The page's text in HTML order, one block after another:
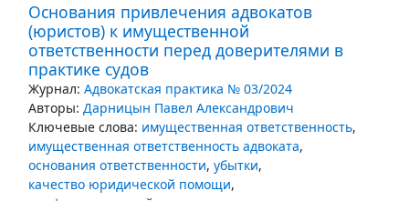
Основания привлечения адвокатов
(юристов) к имущественной
ответственности перед доверителями в
практике судов
Журнал: Адвокатская практика № 03/2024
Авторы: Дарницын Павел Александрович
Ключевые слова: имущественная ответственность,
имущественная ответственность адвоката,
основания ответственности, убытки,
качество юридической помощи,